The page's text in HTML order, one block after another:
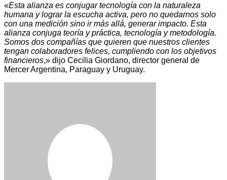
«Esta alianza es conjugar tecnología con la naturaleza
humana y lograr la escucha activa, pero no quedarnos solo
con una medición sino ir más allá, generar impacto. Esta
alianza conjuga teoría y práctica, tecnología y metodología.
Somos dos compañías que quieren que nuestros clientes
tengan colaboradores felices, cumpliendo con los objetivos
financieros,» dijo Cecilia Giordano, director general de
Mercer Argentina, Paraguay y Uruguay.